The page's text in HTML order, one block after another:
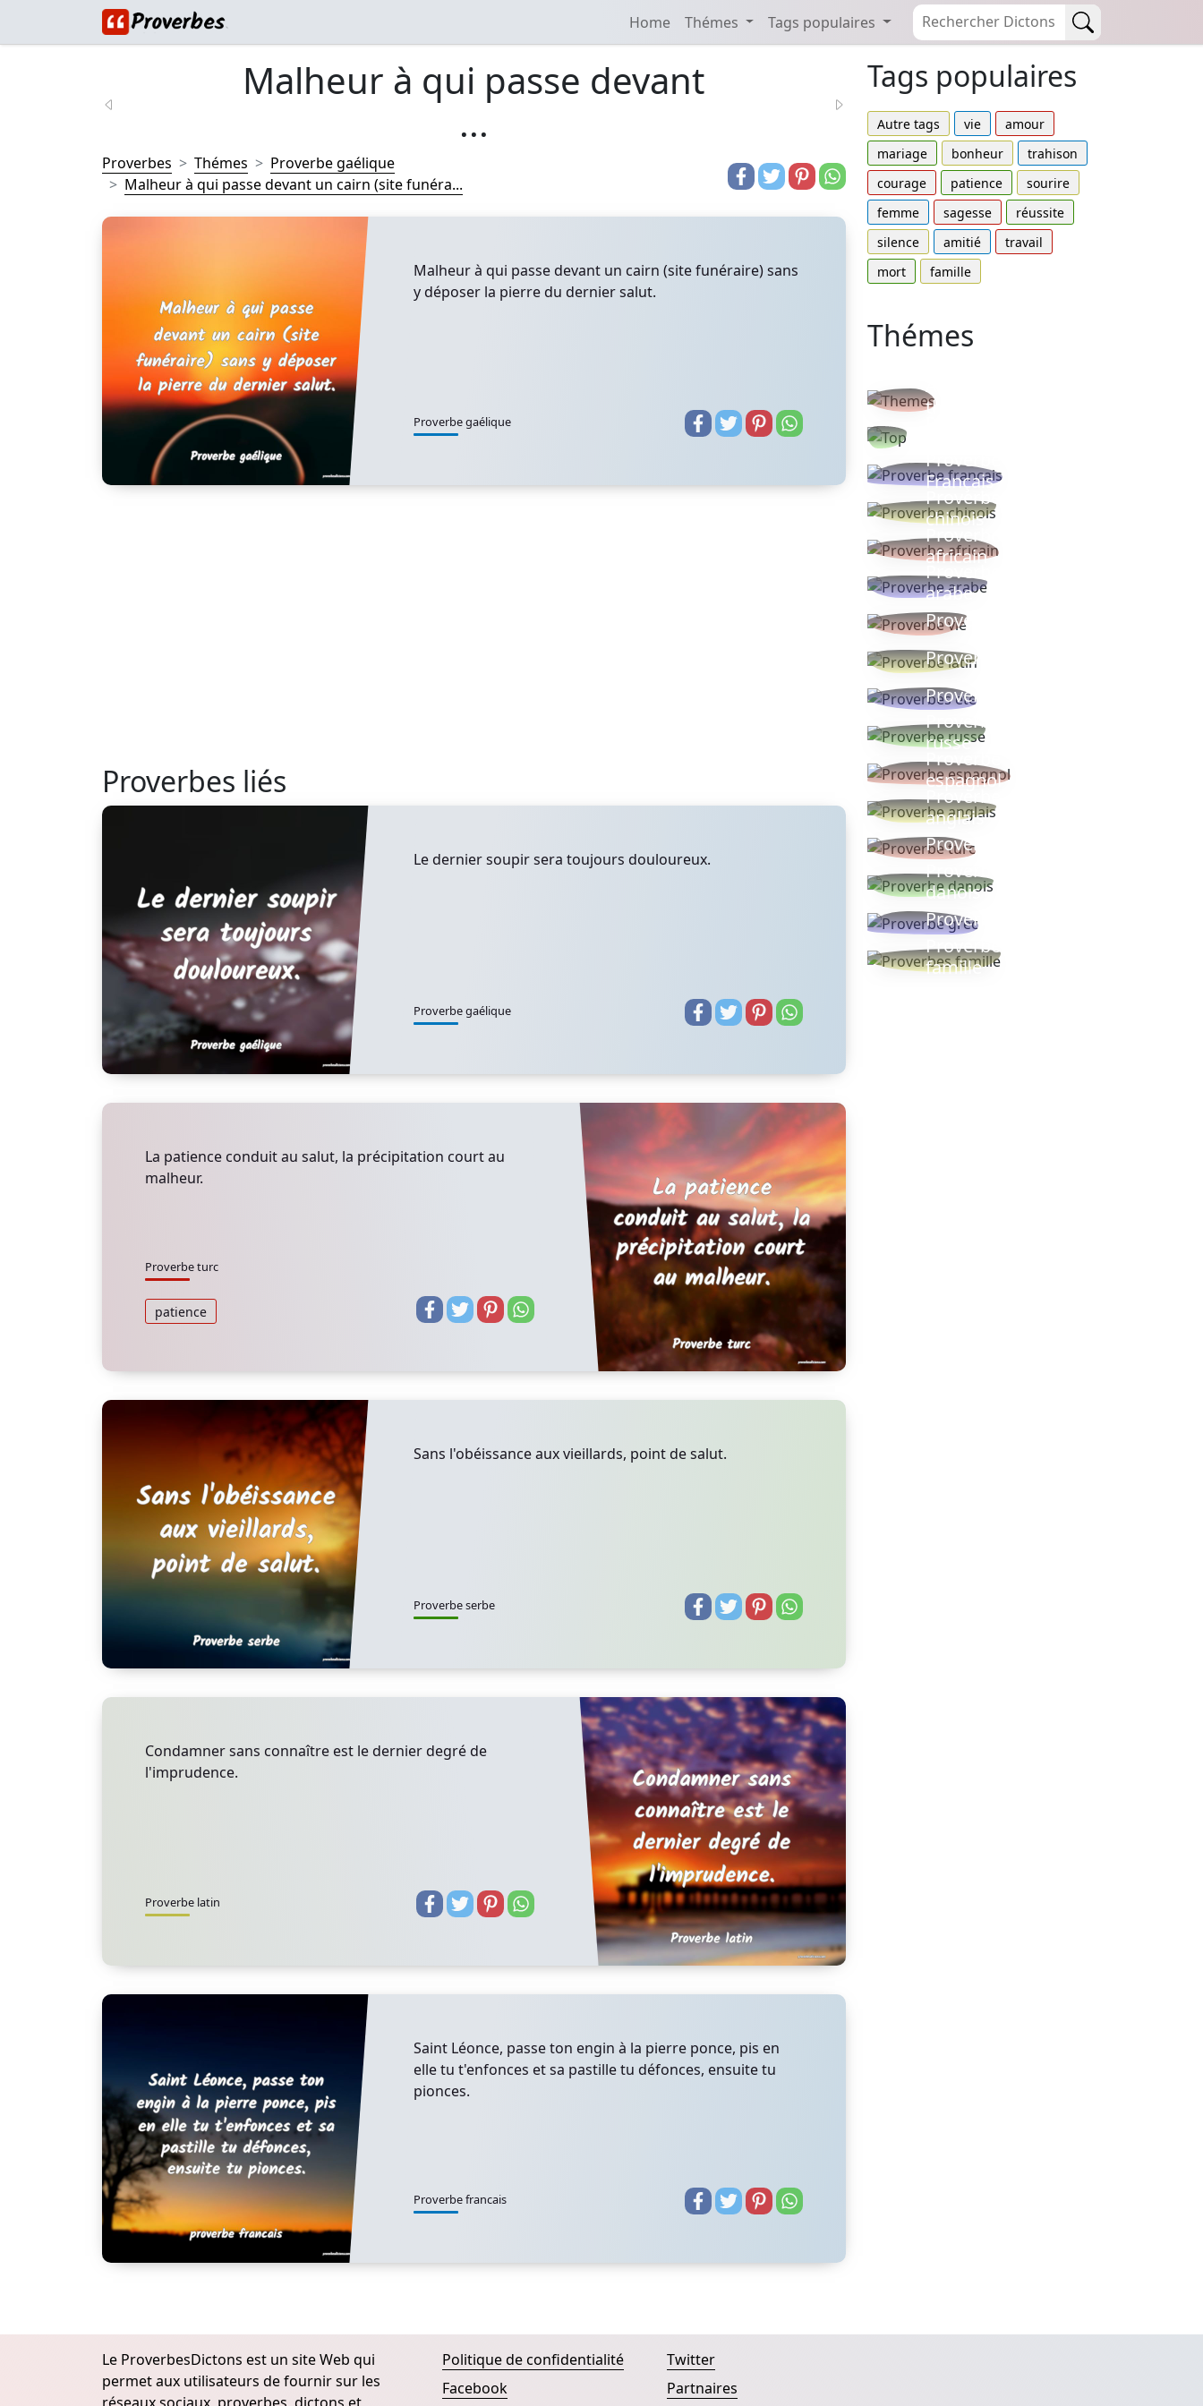
Home Thémes Tags populaires
Malheur à qui passe devant
...
Proverbes Thémes
Proverbe gaélique
Malheur à qui passe devant un cairn (site funéra...
Malheur à qui passe devant un cairn (site funéraire) sans
y déposer la pierre du dernier salut.
Proverbe gaélique
Proverbes liés
Le dernier soupir sera toujours douloureux.
Proverbe gaélique
La patience conduit au salut, la précipitation court au
malheur.
Proverbe turc
patience
Sans l'obéissance aux vieillards, point de salut.
Proverbe serbe
Condamner sans connaître est le dernier degré de
l'imprudence.
Proverbe latin
Saint Léonce, passe ton engin à la pierre ponce, pis en
elle tu t'enfonces et sa pastille tu défonces, ensuite tu
pionces.
Proverbe francais
Tags populaires
Autre tags vie
amour
mariage
bonheur
trahison
courage
patience
sourire
femme
sagesse
réussite
silence
amitié
travail
mort
famille
Thémes
thèmes
Proverbe
Français
Proverbe
chinois
Proverbe
africain
Proverbe
arabe
Proverbe vie
Proverbe latin
Proverbes ete
Proverbe
russe
Proverbe
espagnol
Proverbe
anglais
Proverbe turc
Proverbe
danois
Proverbe grec
Proverbes
famille
Le ProverbesDictons est un site Web qui
permet aux utilisateurs de fournir sur les
Politique de confidentialité
Facebook
Twitter
Partnaires